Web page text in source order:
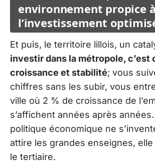
environnement propice à
l’investissement
Et puis, le territoire lillois, un
investir dans la métropole, c’est
croissance et stabilité; vous
chiffres sans les subir, vous
ville où 2 % de croissance de
s’affichent années après années.
politique économique ne
attire les grandes enseignes,
le tertiaire.